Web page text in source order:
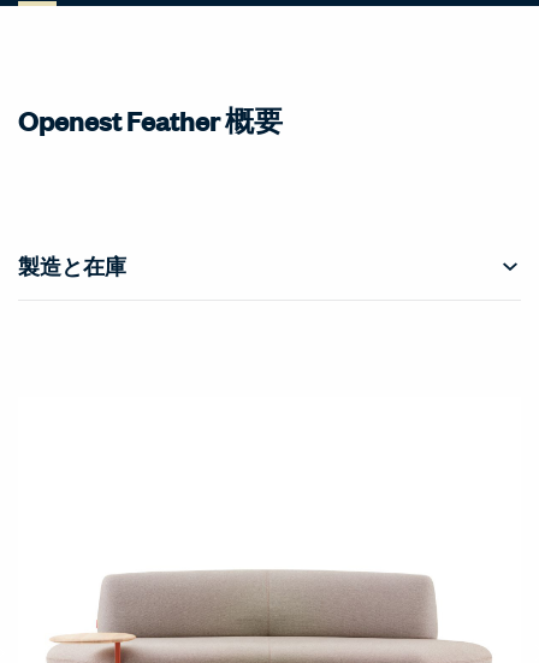
Openest Feather 概要
製造と在庫